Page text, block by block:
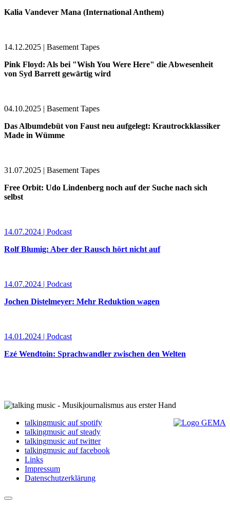
Kalia Vandever Mana (International Anthem)
14.12.2025 | Basement Tapes
Pink Floyd: Als bei "Wish You Were Here" die Abwesenheit
von Syd Barrett gewärtig wird
04.10.2025 | Basement Tapes
Das Albumdebüt von Faust neu aufgelegt: Krautrockklassiker
Made in Wümme
31.07.2025 | Basement Tapes
Free Orbit: Udo Lindenberg noch auf der Suche nach sich
selbst
14.07.2024 | Podcast
Rolf Blumig: Aber der Rausch hört nicht auf
14.07.2024 | Podcast
Jochen Distelmeyer: Mehr Reduktion wagen
14.01.2024 | Podcast
Ezé Wendtoin: Sprachwandler zwischen den Welten
talkingmusic auf spotify
talkingmusic auf steady
talkingmusic auf twitter
talkingmusic auf facebook
Links
Impressum
Datenschutzerklärung